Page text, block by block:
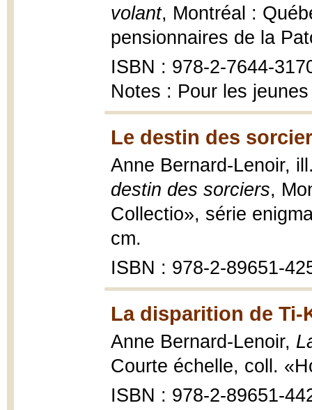
volant, Montréal :
pensionnaires de la
ISBN : 978-2-7644-
Notes : Pour les jeunes
Le destin des
Anne Bernard-Lenoir,
destin des sorciers,
Collectio», série
cm.
ISBN : 978-2-89651-
La disparition de Ti-
Anne Bernard-Lenoir,
Courte échelle, coll.
ISBN : 978-2-89651-